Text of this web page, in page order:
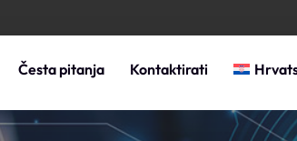
Česta pitanja Kontaktirati